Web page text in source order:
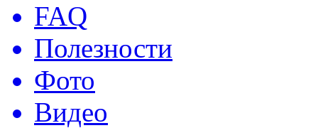
FAQ
Полезности
Фото
Видео